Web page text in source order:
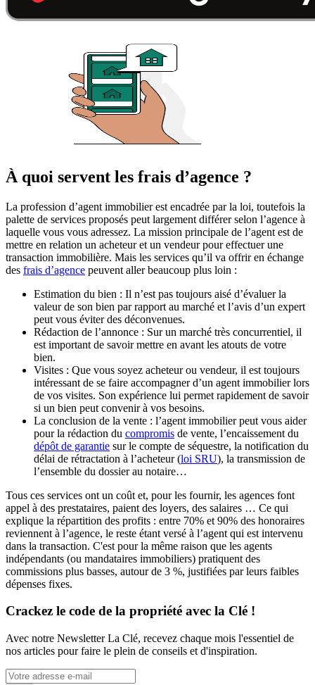
À quoi servent les frais d’agence ?
La profession d’agent immobilier est encadrée par la loi, toutefois la
palette de services proposés peut largement différer selon l’agence à
laquelle vous vous adressez. La mission principale de l’agent est de
mettre en relation un acheteur et un vendeur pour effectuer une
transaction immobilière. Mais les services qu’il va offrir en échange
des frais d’agence peuvent aller beaucoup plus loin :
Estimation du bien : Il n’est pas toujours aisé d’évaluer la
valeur de son bien par rapport au marché et l’avis d’un expert
peut vous éviter des déconvenues.
Rédaction de l’annonce : Sur un marché très concurrentiel, il
est important de savoir mettre en avant les atouts de votre
bien.
Visites : Que vous soyez acheteur ou vendeur, il est toujours
intéressant de se faire accompagner d’un agent immobilier lors
de vos visites. Son expérience lui permet rapidement de savoir
si un bien peut convenir à vos besoins.
La conclusion de la vente : l’agent immobilier peut vous aider
pour la rédaction du compromis de vente, l’encaissement du
dépôt de garantie sur le compte de séquestre, la notification du
délai de rétractation à l’acheteur (loi SRU), la transmission de
l’ensemble du dossier au notaire…
Tous ces services ont un coût et, pour les fournir, les agences font
appel à des prestataires, paient des loyers, des salaires … Ce qui
explique la répartition des profits : entre 70% et 90% des honoraires
reviennent à l’agence, le reste étant versé à l’agent qui est intervenu
dans la transaction. C'est pour la même raison que les agents
indépendants (ou mandataires immobiliers) pratiquent des
commissions plus basses, autour de 3 %, justifiées par leurs faibles
dépenses fixes.
Crackez le code de la propriété avec la Clé !
Avec notre Newsletter La Clé, recevez chaque mois l'essentiel de
nos articles pour faire le plein de conseils et d'inspiration.